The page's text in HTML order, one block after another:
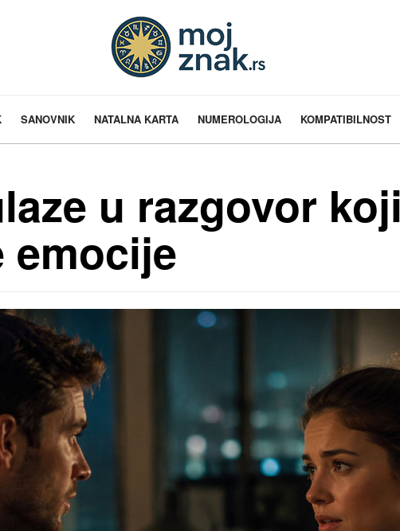
SANOVNIK NATALNA KARTA NUMEROLOGIJA KOMPATIBILNOST
u razgovor
emocije